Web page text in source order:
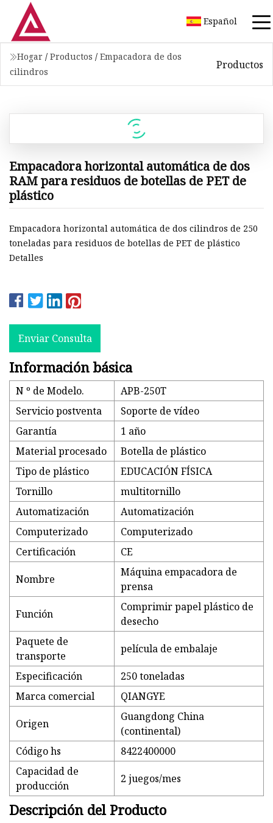
Español
Hogar / Productos / Empacadora de dos
cilindros
Productos
Empacadora horizontal automática de dos
RAM para residuos de botellas de PET de
plástico
Empacadora horizontal automática de dos cilindros de 250
toneladas para residuos de botellas de PET de plástico
Detalles
Enviar Consulta
Información básica
N º de Modelo.
APB-250T
Servicio postventa
Soporte de vídeo
Garantía
1 año
Material procesado
Botella de plástico
Tipo de plástico
EDUCACIÓN FÍSICA
Tornillo
multitornillo
Automatización
Automatización
Computerizado
Computerizado
Certificación
CE
Nombre
Máquina empacadora de
prensa
Función
Comprimir papel plástico de
desecho
Paquete de
transporte
película de embalaje
Especificación
250 toneladas
Marca comercial
QIANGYE
Origen
Guangdong China
(continental)
Código hs
8422400000
Capacidad de
producción
2 juegos/mes
Descripción del Producto